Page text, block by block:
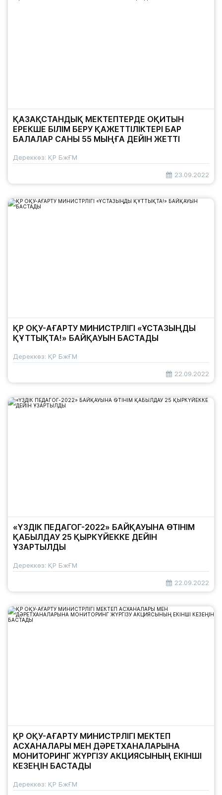
ҚАЗАҚСТАНДЫҚ МЕКТЕПТЕРДЕ ОҚИТЫН
ЕРЕКШЕ БІЛІМ БЕРУ ҚАЖЕТТІЛІКТЕРІ БАР
БАЛАЛАР САНЫ 55 МЫҢҒА ДЕЙІН ЖЕТТІ
Дереккөз: ҚР БжҒМ
23.09.2022
ҚР ОҚУ-АҒАРТУ МИНИСТРЛІГІ «ҰСТАЗЫҢДЫ
ҚҰТТЫҚТА!» БАЙҚАУЫН БАСТАДЫ
Дереккөз: ҚР БжҒМ
22.09.2022
«ҮЗДІК ПЕДАГОГ-2022» БАЙҚАУЫНА ӨТІНІМ
ҚАБЫЛДАУ 25 ҚЫРКҮЙЕККЕ ДЕЙІН
ҰЗАРТЫЛДЫ
Дереккөз: ҚР БжҒМ
22.09.2022
ҚР ОҚУ-АҒАРТУ МИНИСТРЛІГІ МЕКТЕП
АСХАНАЛАРЫ МЕН ДӘРЕТХАНАЛАРЫНА
МОНИТОРИНГ ЖҮРГІЗУ АКЦИЯСЫНЫҢ ЕКІНШІ
КЕЗЕҢІН БАСТАДЫ
Дереккөз: ҚР БжҒМ